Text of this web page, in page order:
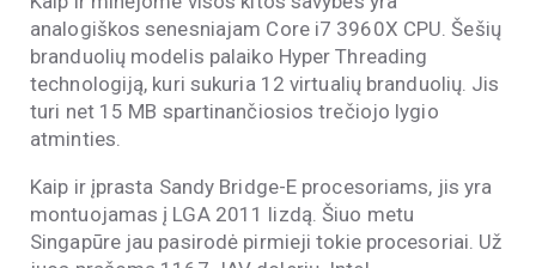
analogiškos senesniajam Core i7 3960X CPU. Šešių
branduolių modelis palaiko Hyper Threading
technologiją, kuri sukuria 12 virtualių branduolių. Jis
turi net 15 MB spartinančiosios trečiojo lygio
atminties.
Kaip ir įprasta Sandy Bridge-E procesoriams, jis yra
montuojamas į LGA 2011 lizdą. Šiuo metu
Singapūre jau pasirodė pirmieji tokie procesoriai. Už